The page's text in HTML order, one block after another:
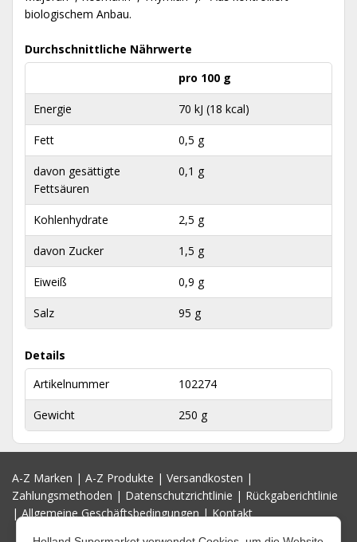
biologischem Anbau.
Durchschnittliche Nährwerte
pro 100 g
Energie 70 kJ (18 kcal)
Fett 0,5 g
davon gesättigte
Fettsäuren
0,1 g
Kohlenhydrate 2,5 g
davon Zucker 1,5 g
Eiweiß 0,9 g
Salz 95 g
Details
Artikelnummer
102274
Gewicht 250 g
A-Z Marken | A-Z Produkte | Versandkosten |
Zahlungsmethoden | Datenschutzrichtlinie | Rückgaberichtlinie
|Allgemeine Geschäftsbedingungen|Kontakt